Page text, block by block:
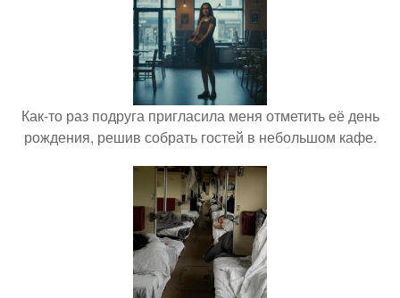
Как-то раз подруга пригласила меня отметить её день
рождения, решив собрать гостей в небольшом кафе.